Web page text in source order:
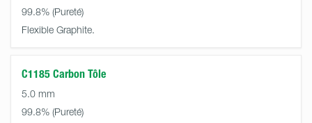
99.8%
Flexible Graphite.
C1185 Carbon Tôle
5.0 mm
99.8%